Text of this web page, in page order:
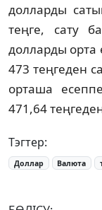
долларды
теңге, сату
долларды орта
473 теңгеден
орташа
471,64
Тэгтер:
Доллар Валюта